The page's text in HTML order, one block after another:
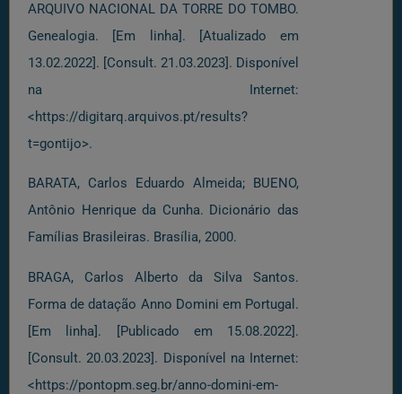
ARQUIVO NACIONAL DA TORRE DO TOMBO.
Genealogia. [Em linha]. [Atualizado em
13.02.2022]. [Consult. 21.03.2023]. Disponível
na Internet:
<https://digitarq.arquivos.pt/results?
t=gontijo>.
BARATA, Carlos Eduardo Almeida; BUENO,
Antônio Henrique da Cunha. Dicionário das
Famílias Brasileiras. Brasília, 2000.
BRAGA, Carlos Alberto da Silva Santos.
Forma de datação Anno Domini em Portugal.
[Em linha]. [Publicado em 15.08.2022].
[Consult. 20.03.2023]. Disponível na Internet:
<https://pontopm.seg.br/anno-domini-em-